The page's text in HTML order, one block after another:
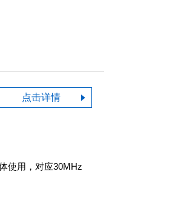
点击详情
使用，对应30MHz